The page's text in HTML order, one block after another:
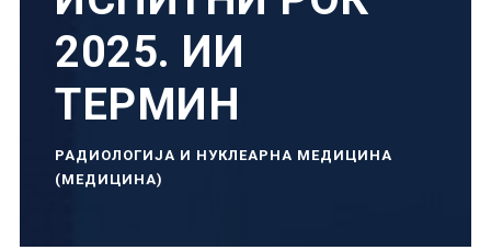
2025. ИИ
ТЕРМИН
РАДИОЛОГИЈА И НУКЛЕАРНА МЕДИЦИНА
(МЕДИЦИНА)